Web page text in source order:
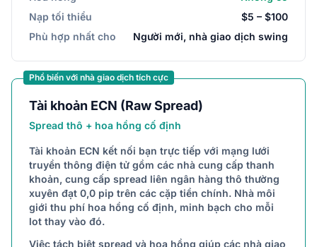
Nạp tối thiểu
$5 – $100
Phù hợp nhất cho
Người mới, nhà giao dịch swing
Phổ biến với nhà giao dịch tích cực
Tài khoản ECN (Raw Spread)
Spread thô + hoa hồng cố định
Tài khoản ECN kết nối bạn trực tiếp với mạng lưới
truyền thông điện tử gồm các nhà cung cấp thanh
khoản, cung cấp spread liên ngân hàng thô thường
xuyên đạt 0,0 pip trên các cặp tiền chính. Nhà môi
giới thu phí hoa hồng cố định, minh bạch cho mỗi
lot thay vào đó.
Việc tách biệt spread và hoa hồng giúp các nhà giao